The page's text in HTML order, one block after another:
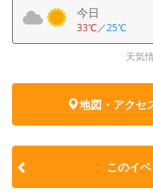
今日
33℃／25℃
天気
地図・アクセ
このイ